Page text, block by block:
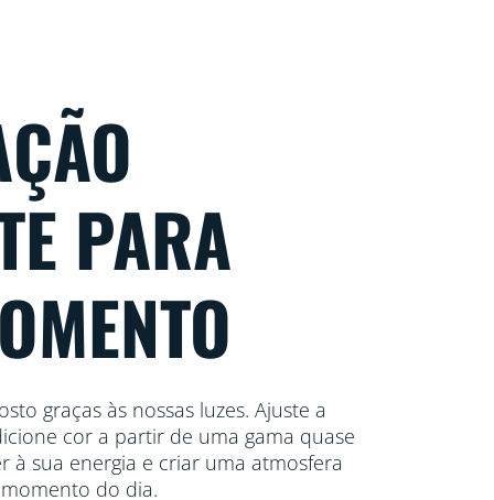
PARA
graças às nossas luzes. Ajuste a
cor a partir de uma gama quase
à sua energia e criar uma atmosfera
do dia.